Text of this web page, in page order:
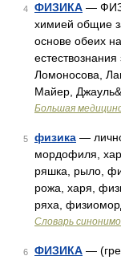
4 ФИЗИКА —
химией общие
основе обеих
Ломоносова,
Майер,
Большая
5 физика —
мордофиля,
ряшка, рыло,
рожа, харя,
ряха,
Словарь
6 ФИЗИКА —